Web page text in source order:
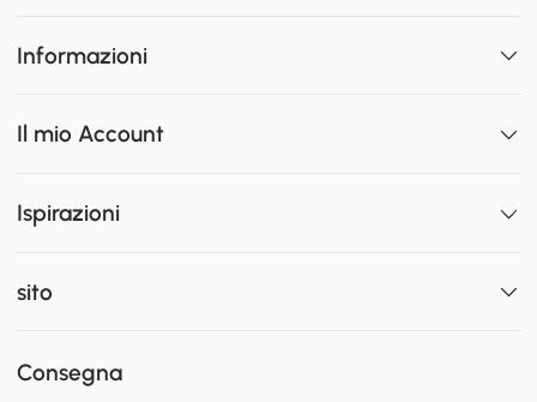
Informazioni
Il mio Account
Ispirazioni
sito
Consegna